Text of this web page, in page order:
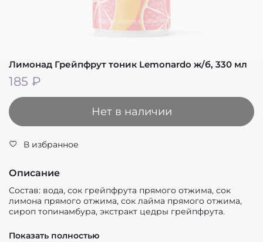
Лимонад Грейпфрут тоник Lemonardo ж/б, 330 мл
185 ₽
Нет в наличии
В избранное
Описание
Состав: вода, сок грейпфрута прямого отжима, сок
лимона прямого отжима, сок лайма прямого отжима,
сироп топинамбура, экстракт цедры грейпфрута.
На 100 г:
Показать полностью